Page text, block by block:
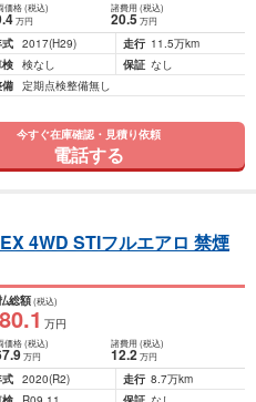
価格(税込)
.4万円
諸費用 (税込)
20.5 万円
2017(H29) 走行 11.5万km
検なし 保証 なし
定期点検整備無し
今すぐ在庫確認・見積り依頼
電話する
4WD STIフルエアロ 禁煙
総額(税込)
.1 万円
価格(税込)
.9万円
諸費用 (税込)
12.2 万円
2020(R2) 走行 8.7万km